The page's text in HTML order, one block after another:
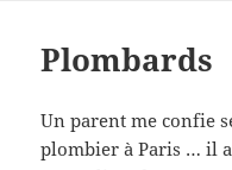
Plombards
Un parent me confie
plombier à Paris … il